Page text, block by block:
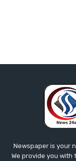
Newspaper is your
We provide you